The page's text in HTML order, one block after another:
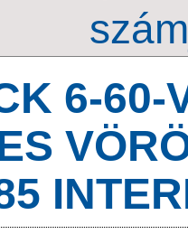
6-60-